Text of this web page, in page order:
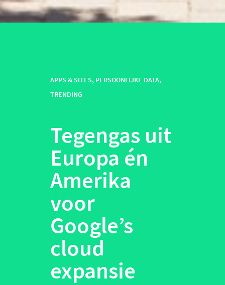
APPS & SITES, PERSOONLIJKE DATA,
TRENDING
Tegengas uit
Europa én
Amerika
voor
Google’s
cloud
expansie